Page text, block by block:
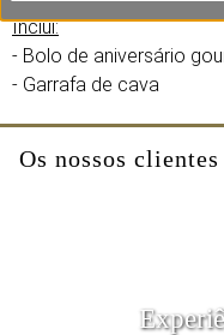
Inclui:
- Bolo de aniversário
- Garrafa de cava
Os nossos